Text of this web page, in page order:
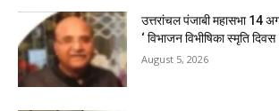
उत्तरांचल पंजाबी महासभा 14
‘ विभाजन विभीषिका स्मृति दिवस
August 5, 2026